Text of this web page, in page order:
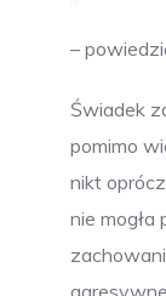
–
Świadek
pomimo
nikt
nie